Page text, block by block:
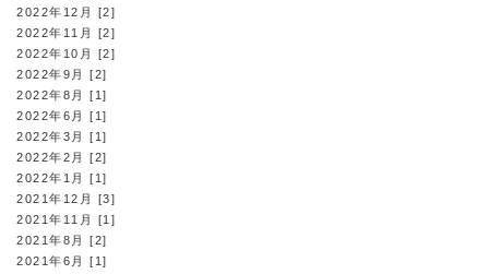
2022年12月 [2]
2022年11月 [2]
2022年10月 [2]
2022年9月 [2]
2022年8月 [1]
2022年6月 [1]
2022年3月 [1]
2022年2月 [2]
2022年1月 [1]
2021年12月 [3]
2021年11月 [1]
2021年8月 [2]
2021年6月 [1]